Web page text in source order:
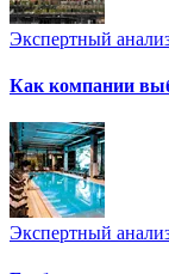
Экспертный
Как компании
Экспертный